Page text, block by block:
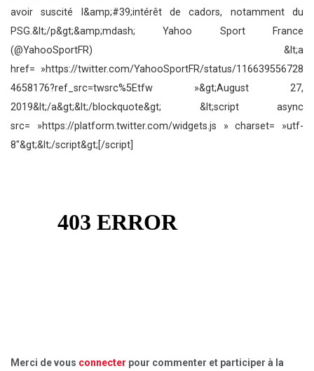
avoir suscité l&amp;#39;intérêt de cadors, notamment du
PSG.&lt;/p&gt;&amp;mdash; Yahoo Sport France
(@YahooSportFR) &lt;a
href= »https://twitter.com/YahooSportFR/status/116639556728
4658176?ref_src=twsrc%5Etfw »&gt;August 27,
2019&lt;/a&gt;&lt;/blockquote&gt; &lt;script async
src= »https://platform.twitter.com/widgets.js » charset= »utf-
8″&gt;&lt;/script&gt;[/script]
Merci de vous connecter pour commenter et participer à la